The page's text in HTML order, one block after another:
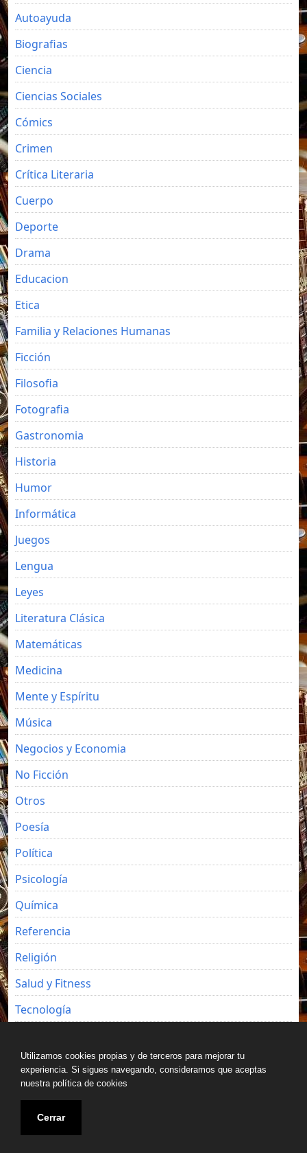
Autoayuda
Biografias
Ciencia
Ciencias Sociales
Cómics
Crimen
Crítica Literaria
Cuerpo
Deporte
Drama
Educacion
Etica
Familia y Relaciones Humanas
Ficción
Filosofia
Fotografia
Gastronomia
Historia
Humor
Informática
Juegos
Lengua
Leyes
Literatura Clásica
Matemáticas
Medicina
Mente y Espíritu
Música
Negocios y Economia
No Ficción
Otros
Poesía
Política
Psicología
Química
Referencia
Religión
Salud y Fitness
Tecnología
Utilizamos cookies propias y de terceros para mejorar tu
experiencia. Si sigues navegando, consideramos que aceptas
nuestra política de cookies
Cerrar